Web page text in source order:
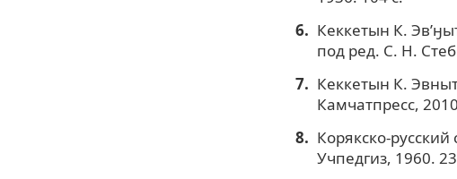
Кеккетын К.
под ред. С. Н.
Кеккетын К.
Камчатпресс,
Корякско-
Учпедгиз, 1960.